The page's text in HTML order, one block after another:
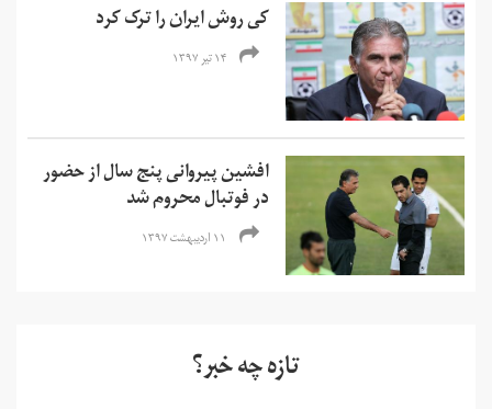
کی روش ایران را ترک کرد
۱۴ تیر ۱۳۹۷
افشین پیروانی پنج سال از حضور
در فوتبال محروم شد
۱۱ اردیبهشت ۱۳۹۷
تازه چه خبر؟